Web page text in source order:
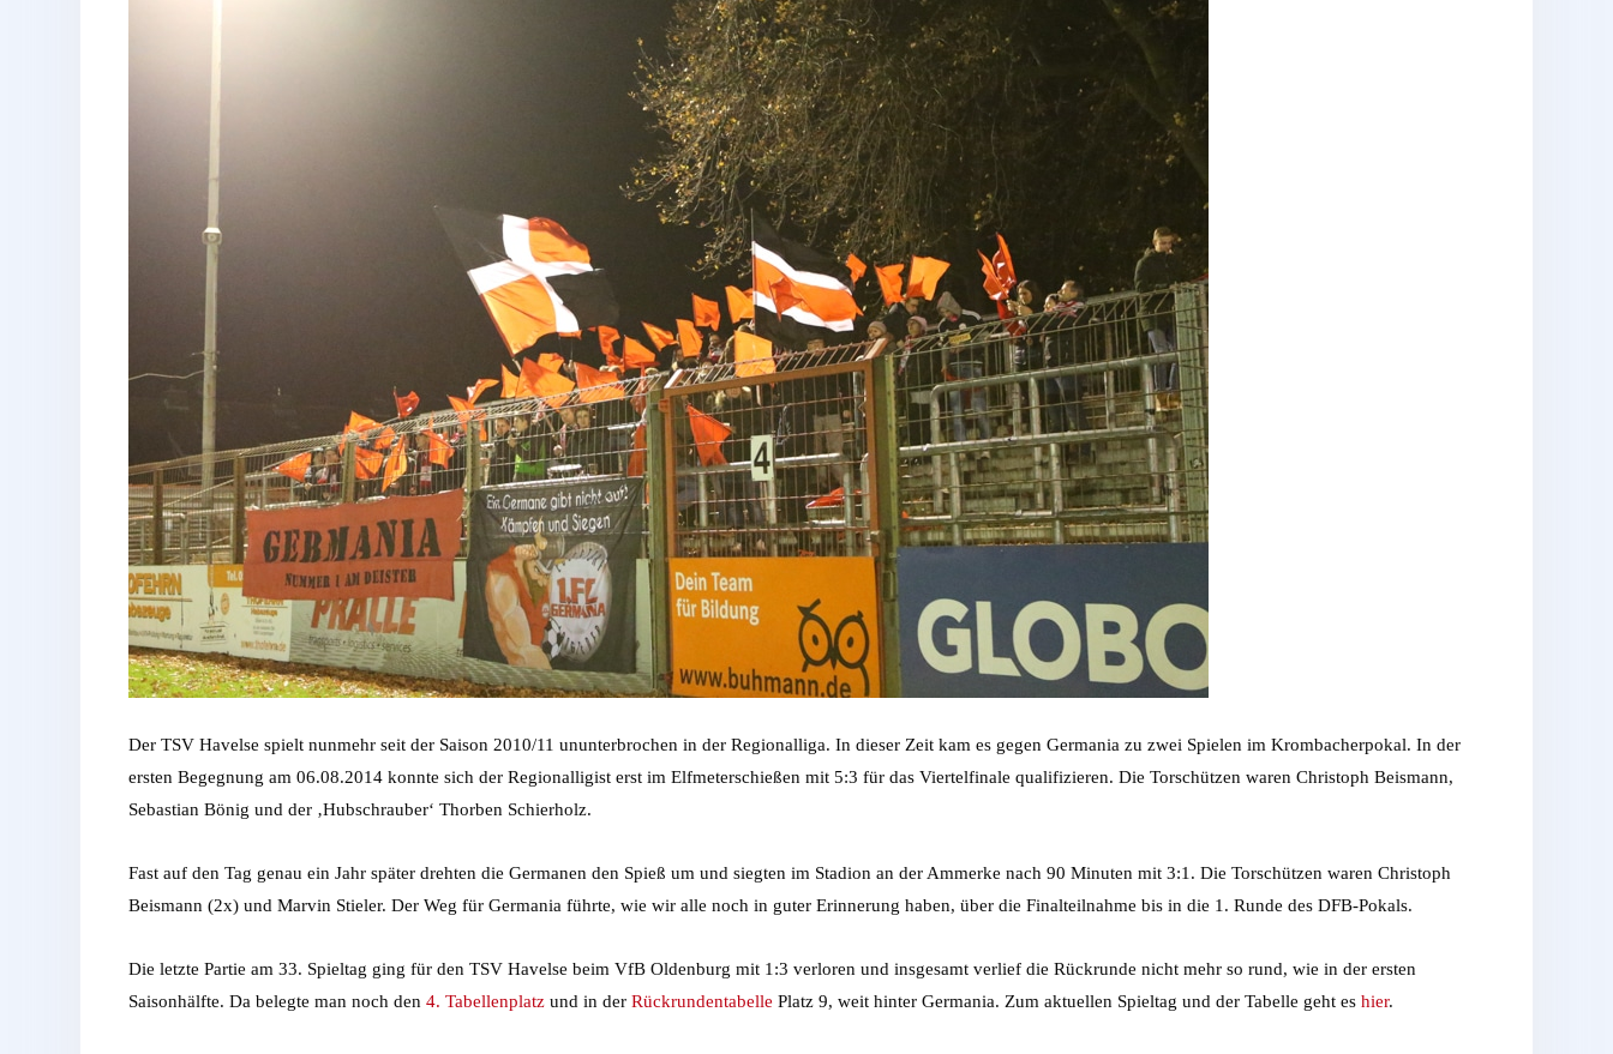
Der TSV Havelse spielt nunmehr seit der Saison 2010/11 ununterbrochen in der Regionalliga. In dieser Zeit kam es gegen Germania zu zwei Spielen im Krombacherpokal. In der
ersten Begegnung am 06.08.2014 konnte sich der Regionalligist erst im Elfmeterschießen mit 5:3 für das Viertelfinale qualifizieren. Die Torschützen waren Christoph Beismann,
Sebastian Bönig und der ‚Hubschrauber‘ Thorben Schierholz.
Fast auf den Tag genau ein Jahr später drehten die Germanen den Spieß um und siegten im Stadion an der Ammerke nach 90 Minuten mit 3:1. Die Torschützen waren Christoph
Beismann (2x) und Marvin Stieler. Der Weg für Germania führte, wie wir alle noch in guter Erinnerung haben, über die Finalteilnahme bis in die 1. Runde des DFB-Pokals.
Die letzte Partie am 33. Spieltag ging für den TSV Havelse beim VfB Oldenburg mit 1:3 verloren und insgesamt verlief die Rückrunde nicht mehr so rund, wie in der ersten
Saisonhälfte. Da belegte man noch den 4. Tabellenplatz und in der Rückrundentabelle Platz 9, weit hinter Germania. Zum aktuellen Spieltag und der Tabelle geht es hier.